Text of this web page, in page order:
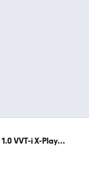
VVT-i X-Play